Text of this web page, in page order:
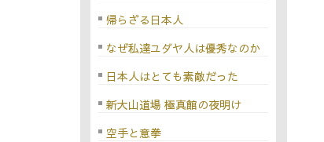
帰らざる日本人
なぜ私達ユダヤ人は優秀なのか
日本人はとても素敵だった
新大山道場 極真館の夜明け
空手と意拳